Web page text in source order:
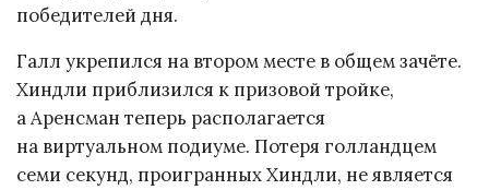
победителей дня.
Галл укрепился на втором месте в общем зачёте.
Хиндли приблизился к призовой тройке,
а Аренсман теперь располагается
на виртуальном подиуме. Потеря голландцем
семи секунд, проигранных Хиндли, не является